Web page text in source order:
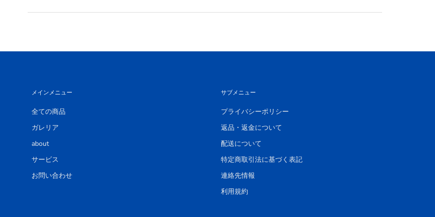
メインメニュー
全ての商品
ガレリア
about
サービス
お問い合わせ
サブメニュー
プライバシーポリシー
返品・返金について
配送について
特定商取引法に基づく表記
連絡先情報
利用規約